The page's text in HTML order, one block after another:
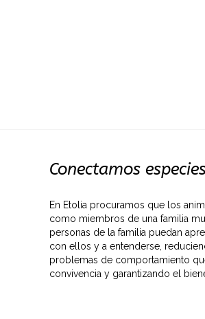
Conectamos
En Etolia procuramos que los
como miembros de una familia
personas de la familia puedan
con ellos y a entenderse,
problemas de comportamiento
convivencia y garantizando el